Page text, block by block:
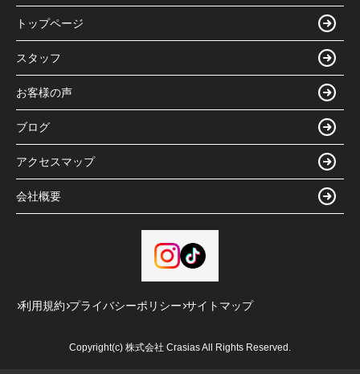
トップページ
スタッフ
お客様の声
ブログ
アクセスマップ
会社概要
利用規約 プライバシーポリシー サイトマップ
Copyright(c) 株式会社 Crasias All Rights Reserved.